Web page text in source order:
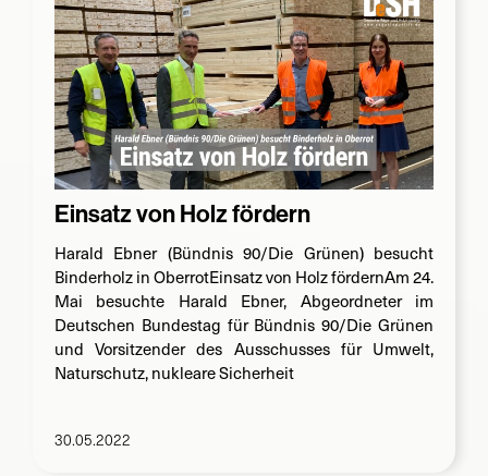
Suche
nach:
Einsatz von Holz fördern
Harald Ebner (Bündnis 90/Die Grünen) besucht
Binderholz in OberrotEinsatz von Holz fördernAm 24.
Mai besuchte Harald Ebner, Abgeordneter im
Deutschen Bundestag für Bündnis 90/Die Grünen
und Vorsitzender des Ausschusses für Umwelt,
Naturschutz, nukleare Sicherheit
30.05.2022